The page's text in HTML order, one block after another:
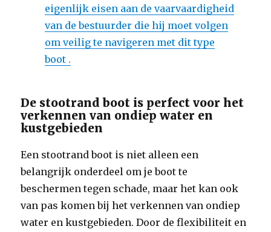
eigenlijk eisen aan de vaarvaardigheid
van de bestuurder die hij moet volgen
om veilig te navigeren met dit type
boot .
De stootrand boot is perfect voor het
verkennen van ondiep water en
kustgebieden
Een stootrand boot is niet alleen een
belangrijk onderdeel om je boot te
beschermen tegen schade, maar het kan ook
van pas komen bij het verkennen van ondiep
water en kustgebieden. Door de flexibiliteit en